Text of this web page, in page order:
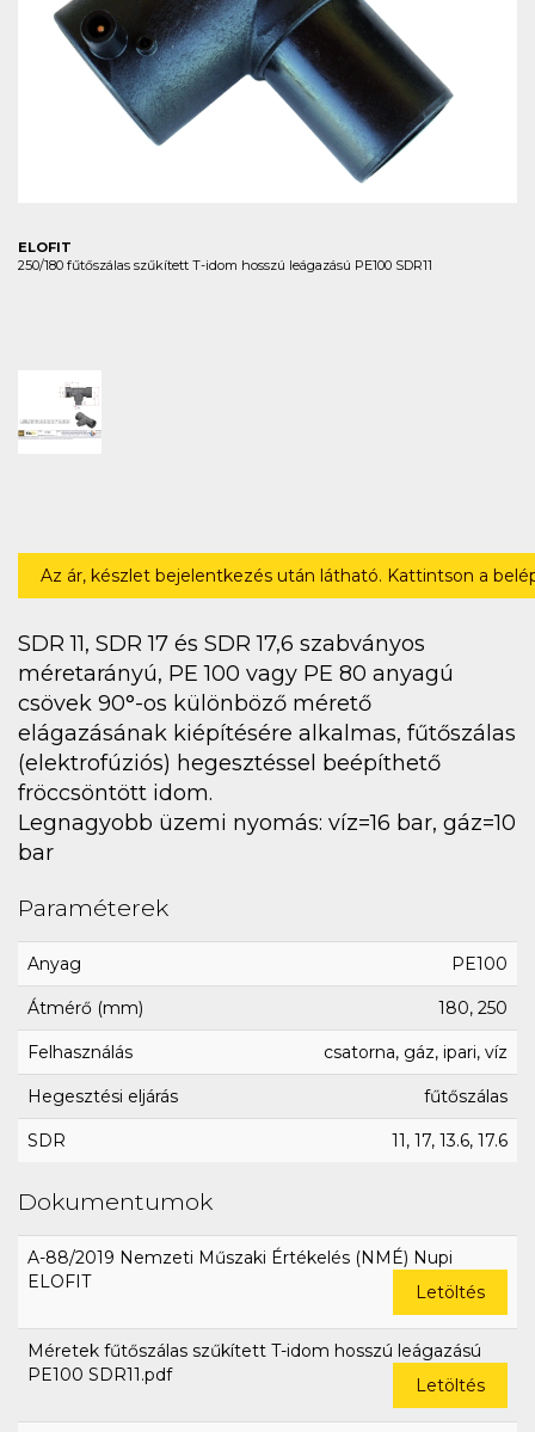
ELOFIT
250/180 fűtőszálas szűkített T-idom hosszú leágazású PE100 SDR11
Az ár, készlet bejelentkezés után látható. Kattintson a
SDR 11, SDR 17 és SDR 17,6 szabványos
méretarányú, PE 100 vagy PE 80 anyagú
csövek 90°-os különböző mérető
elágazásának kiépítésére alkalmas, fűtőszálas
(elektrofúziós) hegesztéssel beépíthető
fröccsöntött idom.
Legnagyobb üzemi nyomás: víz=16 bar, gáz=10
bar
Paraméterek
Anyag PE100
Átmérő (mm) 180, 250
Felhasználás csatorna, gáz, ipari, víz
Hegesztési eljárás fűtőszálas
SDR 11, 17, 13.6, 17.6
Dokumentumok
A-88/2019 Nemzeti Műszaki Értékelés (NMÉ) Nupi
ELOFIT
Letöltés
Méretek fűtőszálas szűkített T-idom hosszú leágazású
PE100 SDR11.pdf
Letöltés